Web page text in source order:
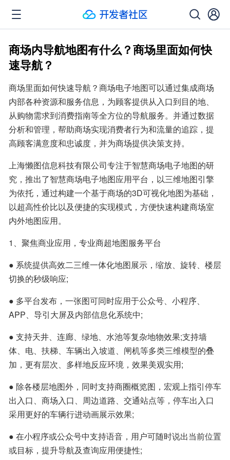
商场内导航地图有什么？商场里面如何快
速导航？
商场里面如何快速导航？商场电子地图可以通过集成商场
内部各种资源和服务信息，为顾客提供从入口到目的地、
从购物需求到消费指南等全方位的导航服务。并通过数据
分析和管理，帮助商场实现消费者行为和流量的追踪，提
高顾客满意度和忠诚度，并为商场提供决策支持。
上海懒图信息科技有限公司专注于智慧商场电子地图的研
究，推出了智慧商场电子地图应用平台，以三维地图引擎
为依托，通过构建一个基于商场的3D可视化地图为基础，
以超高性价比以及便捷的实现模式，方便快速构建商场室
内外地图应用。
1、聚焦商业应用，专业商超地图服务平台
● 系统提供高效二三维一体化地图展示，缩放、旋转、楼层
切换的秒级响应;
● 多平台发布，一张图可同时应用于公众号、小程序、
APP、导引大屏及内部信息化系统中;
● 支持天井、连廊、绿地、水池等复杂地物效果;支持墙
体、电、扶梯、车辆出入坡道、闸机等多类三维模型的叠
加，更有层次、多样地反应环境，效果美观实用;
● 除各楼层地图外，同时支持商圈概览图，宏观上指引停车
出入口、商场入口、周边道路、交通站点等，停车出入口
采用更好的车辆行进动画展示效果;
● 在小程序或公众号中支持语音，用户可随时说出当前位置
或目标，提升导航及查询应用便捷性;